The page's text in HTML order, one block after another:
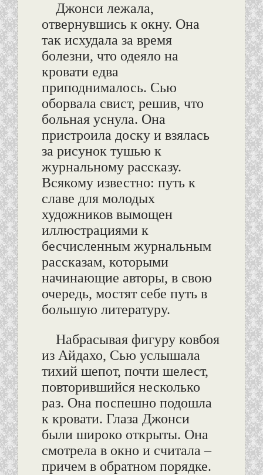
Джонси лежала,
отвернувшись к окну. Она
так исхудала за время
болезни, что одеяло на
кровати едва
приподнималось. Сью
оборвала свист, решив, что
больная уснула. Она
пристроила доску и взялась
за рисунок тушью к
журнальному рассказу.
Всякому известно: путь к
славе для молодых
художников вымощен
иллюстрациями к
бесчисленным журнальным
рассказам, которыми
начинающие авторы, в свою
очередь, мостят себе путь в
большую литературу.
Набрасывая фигуру ковбоя
из Айдахо, Сью услышала
тихий шепот, почти шелест,
повторившийся несколько
раз. Она поспешно подошла
к кровати. Глаза Джонси
были широко открыты. Она
смотрела в окно и считала –
причем в обратном порядке.